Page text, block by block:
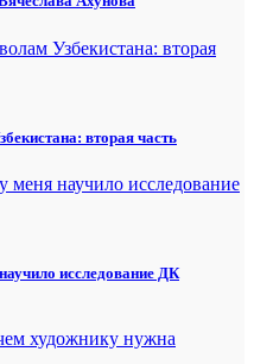
вторая часть
исследование ДК